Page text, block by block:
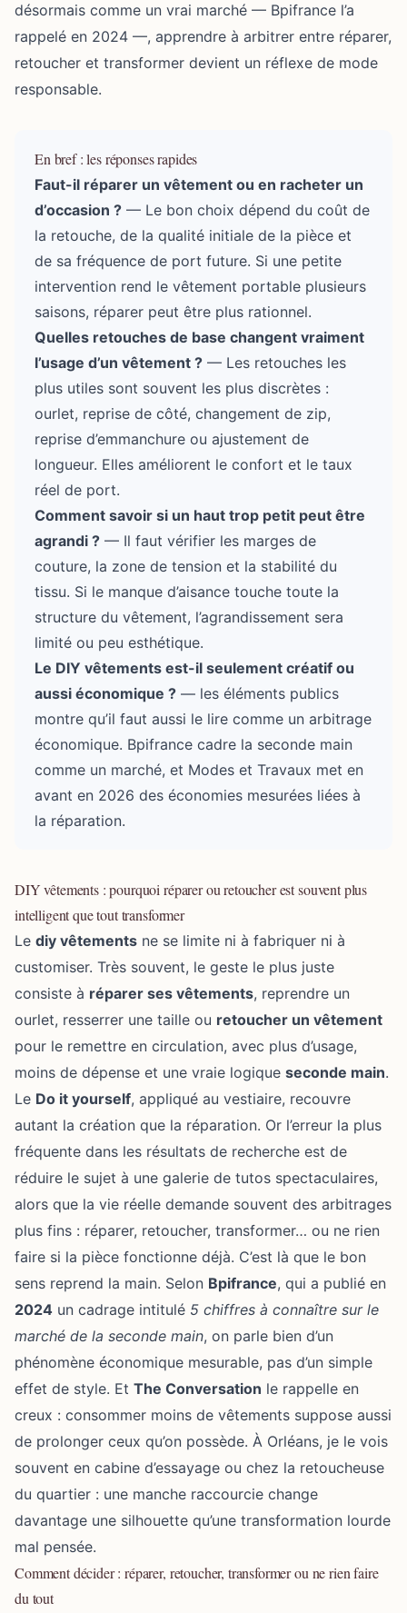
désormais comme un vrai marché — Bpifrance l’a
rappelé en 2024 —, apprendre à arbitrer entre réparer,
retoucher et transformer devient un réflexe de mode
responsable.
En bref : les réponses rapides
Faut-il réparer un vêtement ou en racheter un
d’occasion ? — Le bon choix dépend du coût de
la retouche, de la qualité initiale de la pièce et
de sa fréquence de port future. Si une petite
intervention rend le vêtement portable plusieurs
saisons, réparer peut être plus rationnel.
Quelles retouches de base changent vraiment
l’usage d’un vêtement ? — Les retouches les
plus utiles sont souvent les plus discrètes :
ourlet, reprise de côté, changement de zip,
reprise d’emmanchure ou ajustement de
longueur. Elles améliorent le confort et le taux
réel de port.
Comment savoir si un haut trop petit peut être
agrandi ? — Il faut vérifier les marges de
couture, la zone de tension et la stabilité du
tissu. Si le manque d’aisance touche toute la
structure du vêtement, l’agrandissement sera
limité ou peu esthétique.
Le DIY vêtements est-il seulement créatif ou
aussi économique ? — les éléments publics
montre qu’il faut aussi le lire comme un arbitrage
économique. Bpifrance cadre la seconde main
comme un marché, et Modes et Travaux met en
avant en 2026 des économies mesurées liées à
la réparation.
DIY vêtements : pourquoi réparer ou retoucher est souvent plus
intelligent que tout transformer
Le diy vêtements ne se limite ni à fabriquer ni à
customiser. Très souvent, le geste le plus juste
consiste à réparer ses vêtements, reprendre un
ourlet, resserrer une taille ou retoucher un vêtement
pour le remettre en circulation, avec plus d’usage,
moins de dépense et une vraie logique seconde main.
Le Do it yourself, appliqué au vestiaire, recouvre
autant la création que la réparation. Or l’erreur la plus
fréquente dans les résultats de recherche est de
réduire le sujet à une galerie de tutos spectaculaires,
alors que la vie réelle demande souvent des arbitrages
plus fins : réparer, retoucher, transformer… ou ne rien
faire si la pièce fonctionne déjà. C’est là que le bon
sens reprend la main. Selon Bpifrance, qui a publié en
2024 un cadrage intitulé 5 chiffres à connaître sur le
marché de la seconde main, on parle bien d’un
phénomène économique mesurable, pas d’un simple
effet de style. Et The Conversation le rappelle en
creux : consommer moins de vêtements suppose aussi
de prolonger ceux qu’on possède. À Orléans, je le vois
souvent en cabine d’essayage ou chez la retoucheuse
du quartier : une manche raccourcie change
davantage une silhouette qu’une transformation lourde
mal pensée.
Comment décider : réparer, retoucher, transformer ou ne rien faire
du tout